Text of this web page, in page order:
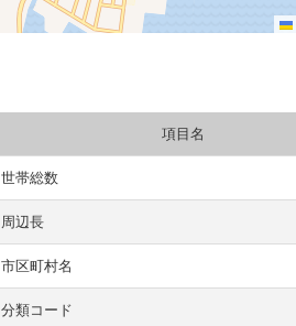
項目名
世帯総数
周辺長
市区町村名
分類コード